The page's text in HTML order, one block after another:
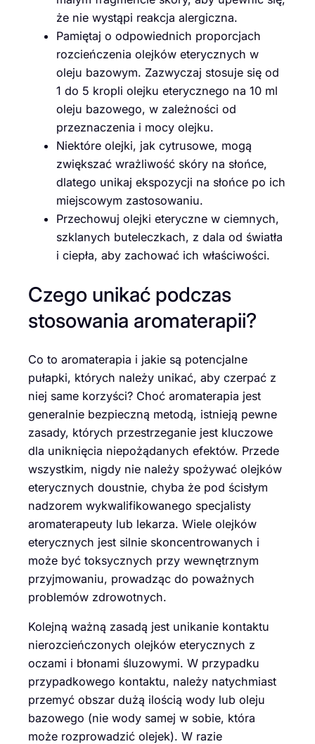
że nie wystąpi reakcja alergiczna.
Pamiętaj o odpowiednich proporcjach
rozcieńczenia olejków eterycznych w
oleju bazowym. Zazwyczaj stosuje się od
1 do 5 kropli olejku eterycznego na 10 ml
oleju bazowego, w zależności od
przeznaczenia i mocy olejku.
Niektóre olejki, jak cytrusowe, mogą
zwiększać wrażliwość skóry na słońce,
dlatego unikaj ekspozycji na słońce po ich
miejscowym zastosowaniu.
Przechowuj olejki eteryczne w ciemnych,
szklanych buteleczkach, z dala od światła
i ciepła, aby zachować ich właściwości.
Czego unikać podczas
stosowania aromaterapii?
Co to aromaterapia i jakie są potencjalne
pułapki, których należy unikać, aby czerpać z
niej same korzyści? Choć aromaterapia jest
generalnie bezpieczną metodą, istnieją pewne
zasady, których przestrzeganie jest kluczowe
dla uniknięcia niepożądanych efektów. Przede
wszystkim, nigdy nie należy spożywać olejków
eterycznych doustnie, chyba że pod ścisłym
nadzorem wykwalifikowanego specjalisty
aromaterapeuty lub lekarza. Wiele olejków
eterycznych jest silnie skoncentrowanych i
może być toksycznych przy wewnętrznym
przyjmowaniu, prowadząc do poważnych
problemów zdrowotnych.
Kolejną ważną zasadą jest unikanie kontaktu
nierozcieńczonych olejków eterycznych z
oczami i błonami śluzowymi. W przypadku
przypadkowego kontaktu, należy natychmiast
przemyć obszar dużą ilością wody lub oleju
bazowego (nie wody samej w sobie, która
może rozprowadzić olejek). W razie